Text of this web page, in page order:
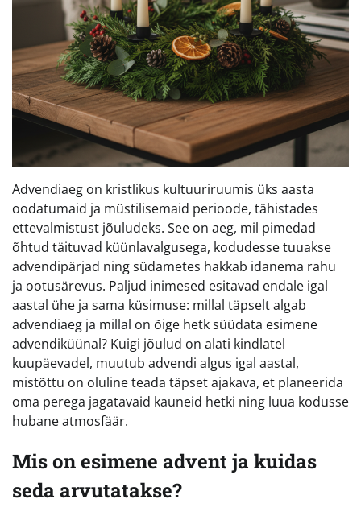
Advendiaeg on kristlikus kultuuriruumis üks aasta
oodatumaid ja müstilisemaid perioode, tähistades
ettevalmistust jõuludeks. See on aeg, mil pimedad
õhtud täituvad küünlavalgusega, kodudesse tuuakse
advendipärjad ning südametes hakkab idanema rahu
ja ootusärevus. Paljud inimesed esitavad endale igal
aastal ühe ja sama küsimuse: millal täpselt algab
advendiaeg ja millal on õige hetk süüdata esimene
advendiküünal? Kuigi jõulud on alati kindlatel
kuupäevadel, muutub advendi algus igal aastal,
mistõttu on oluline teada täpset ajakava, et planeerida
oma perega jagatavaid kauneid hetki ning luua kodusse
hubane atmosfäär.
Mis on esimene advent ja kuidas
seda arvutatakse?